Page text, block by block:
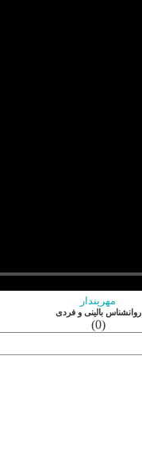
مهرپندار
روانشناس بالینی و فردی
(0)